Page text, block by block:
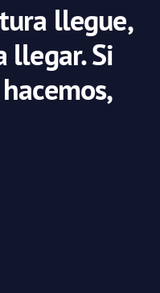
llegue,
llegar. Si